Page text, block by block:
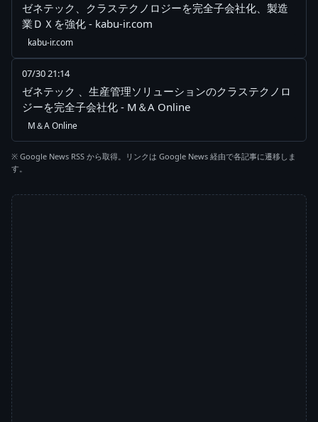
ゼネテック、クラステクノロジーを完全子会社化、製造
業ＤＸを強化 - kabu-ir.com
kabu-ir.com
07/30 21:14
ゼネテック 、生産管理ソリューションのクラステクノロ
ジーを完全子会社化 - M＆A Online
M＆A Online
※ Google News RSS から取得。リンクは Google News 経由で各記事に遷移しま
す。